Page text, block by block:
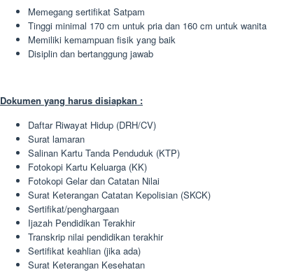
Memegang sertifikat Satpam
Tinggi minimal 170 cm untuk pria dan 160 cm untuk wanita
Memiliki kemampuan fisik yang baik
Disiplin dan bertanggung jawab
Dokumen yang harus disiapkan :
Daftar Riwayat Hidup (DRH/CV)
Surat lamaran
Salinan Kartu Tanda Penduduk (KTP)
Fotokopi Kartu Keluarga (KK)
Fotokopi Gelar dan Catatan Nilai
Surat Keterangan Catatan Kepolisian (SKCK)
Sertifikat/penghargaan
Ijazah Pendidikan Terakhir
Transkrip nilai pendidikan terakhir
Sertifikat keahlian (jika ada)
Surat Keterangan Kesehatan